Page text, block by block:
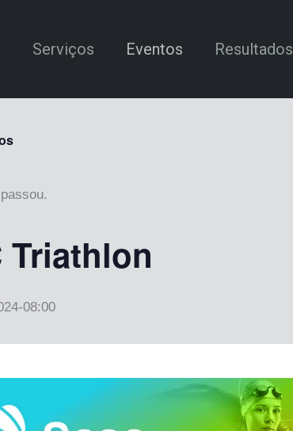
Serviços Eventos Resultados
Triathlon
08:00